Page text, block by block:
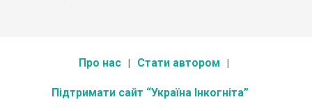
Про нас Стати автором
Підтримати сайт “Україна Інкогніта”